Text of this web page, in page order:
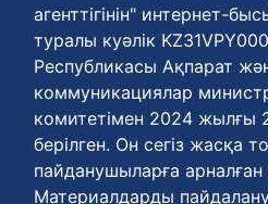
агенттігінін" интернет-
туралы куәлік
Республикасы Ақпарат
коммуникациялар
комитетімен 2024 жылғы
берілген. Он сегіз жасқа
пайданушыларға арналған
Материалдарды